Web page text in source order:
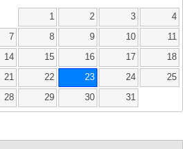
1 2 3 4
7 8 9 10 11
14 15 16 17 18
21 22 23 24 25
28 29 30 31